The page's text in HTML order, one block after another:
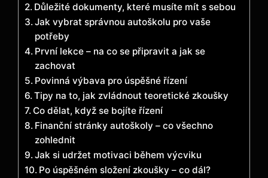
Důležité dokumenty, které musíte mít s sebou
Jak vybrat správnou autoškolu pro vaše
potřeby
První lekce – na co se připravit a jak se
zachovat
Povinná výbava pro úspěšné řízení
Tipy na to, jak zvládnout teoretické zkoušky
Co dělat, když se bojíte řízení
Finanční stránky autoškoly – co všechno
zohlednit
Jak si udržet motivaci během výcviku
Po úspěšném složení zkoušky – co dál?